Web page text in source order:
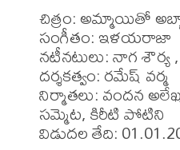
చిత్రం: అమ్మాయితో
సంగీతం: ఇళయరాజా
నటీనటులు: నాగ
దర్శకత్వం: రమేష్ వర్మ
నిర్మాతలు: వందన
సమ్మెట, కిరీటి పోటిని
విడుదల తేది: